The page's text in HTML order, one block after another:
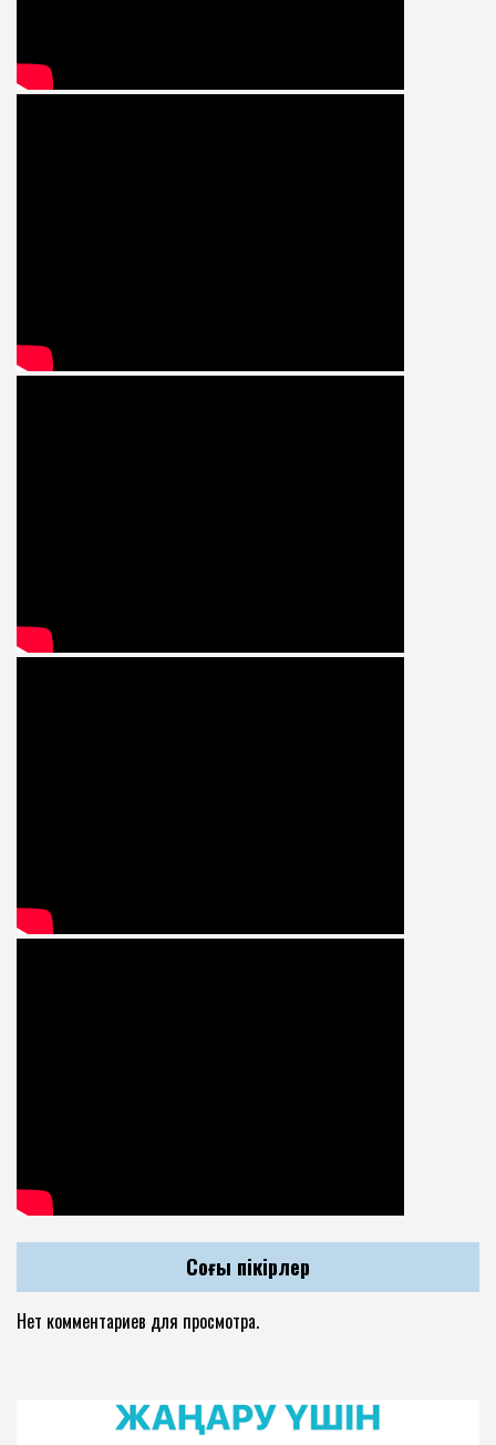
Соңғы пікірлер
Нет комментариев для просмотра.